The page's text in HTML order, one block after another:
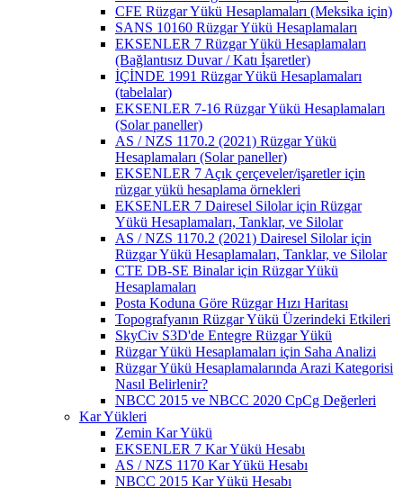
CFE Rüzgar Yükü Hesaplamaları (Meksika için)
SANS 10160 Rüzgar Yükü Hesaplamaları
EKSENLER 7 Rüzgar Yükü Hesaplamaları
(Bağlantısız Duvar / Katı İşaretler)
İÇİNDE 1991 Rüzgar Yükü Hesaplamaları
(tabelalar)
EKSENLER 7-16 Rüzgar Yükü Hesaplamaları
(Solar paneller)
AS / NZS 1170.2 (2021) Rüzgar Yükü
Hesaplamaları (Solar paneller)
EKSENLER 7 Açık çerçeveler/işaretler için
rüzgar yükü hesaplama örnekleri
EKSENLER 7 Dairesel Silolar için Rüzgar
Yükü Hesaplamaları, Tanklar, ve Silolar
AS / NZS 1170.2 (2021) Dairesel Silolar için
Rüzgar Yükü Hesaplamaları, Tanklar, ve Silolar
CTE DB-SE Binalar için Rüzgar Yükü
Hesaplamaları
Posta Koduna Göre Rüzgar Hızı Haritası
Topografyanın Rüzgar Yükü Üzerindeki Etkileri
SkyCiv S3D'de Entegre Rüzgar Yükü
Rüzgar Yükü Hesaplamaları için Saha Analizi
Rüzgar Yükü Hesaplamalarında Arazi Kategorisi
Nasıl Belirlenir?
NBCC 2015 ve NBCC 2020 CpCg Değerleri
Kar Yükleri
Zemin Kar Yükü
EKSENLER 7 Kar Yükü Hesabı
AS / NZS 1170 Kar Yükü Hesabı
NBCC 2015 Kar Yükü Hesabı